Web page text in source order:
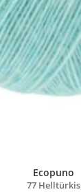
Ecopuno
77 Helltürkis